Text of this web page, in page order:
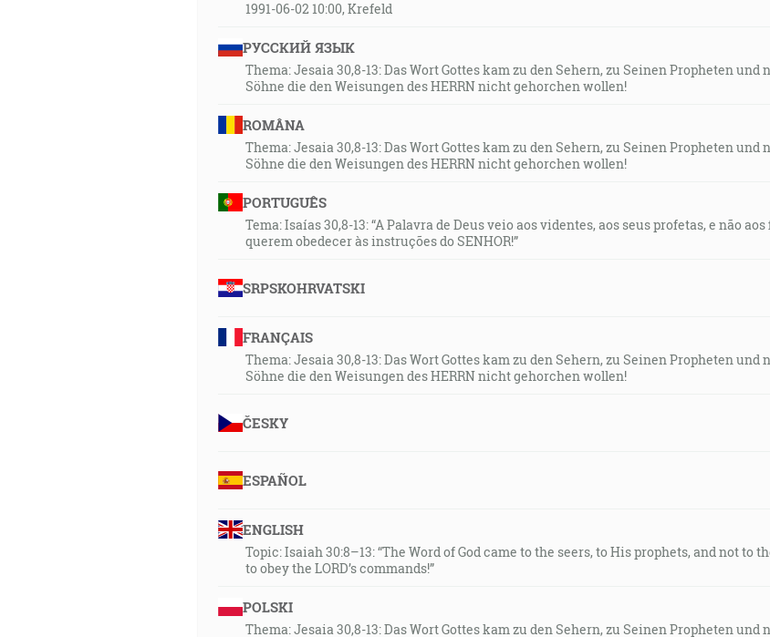
1991-06-02 10:00, Krefeld
РУССКИЙ ЯЗЫК
Thema: Jesaia 30,8-13: Das Wort Gottes kam zu den Sehern, zu Seinen Propheten
Söhne die den Weisungen des HERRN nicht gehorchen wollen!
ROMÂNA
Thema: Jesaia 30,8-13: Das Wort Gottes kam zu den Sehern, zu Seinen Propheten
Söhne die den Weisungen des HERRN nicht gehorchen wollen!
PORTUGUÊS
Tema: Isaías 30,8-13: “A Palavra de Deus veio aos videntes, aos seus profetas, e não
querem obedecer às instruções do SENHOR!”
SRPSKOHRVATSKI
FRANÇAIS
Thema: Jesaia 30,8-13: Das Wort Gottes kam zu den Sehern, zu Seinen Propheten
Söhne die den Weisungen des HERRN nicht gehorchen wollen!
ČESKY
ESPAÑOL
ENGLISH
Topic: Isaiah 30:8–13: “The Word of God came to the seers, to His prophets, and not to
to obey the LORD’s commands!”
POLSKI
Thema: Jesaia 30,8-13: Das Wort Gottes kam zu den Sehern, zu Seinen Propheten